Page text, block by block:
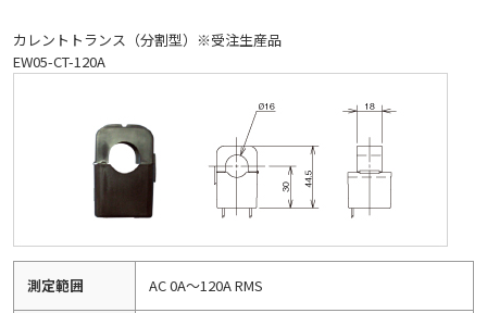
カレントトランス（分割型）※受注生産品
EW05-CT-120A
測定範囲 AC 0A～120A RMS